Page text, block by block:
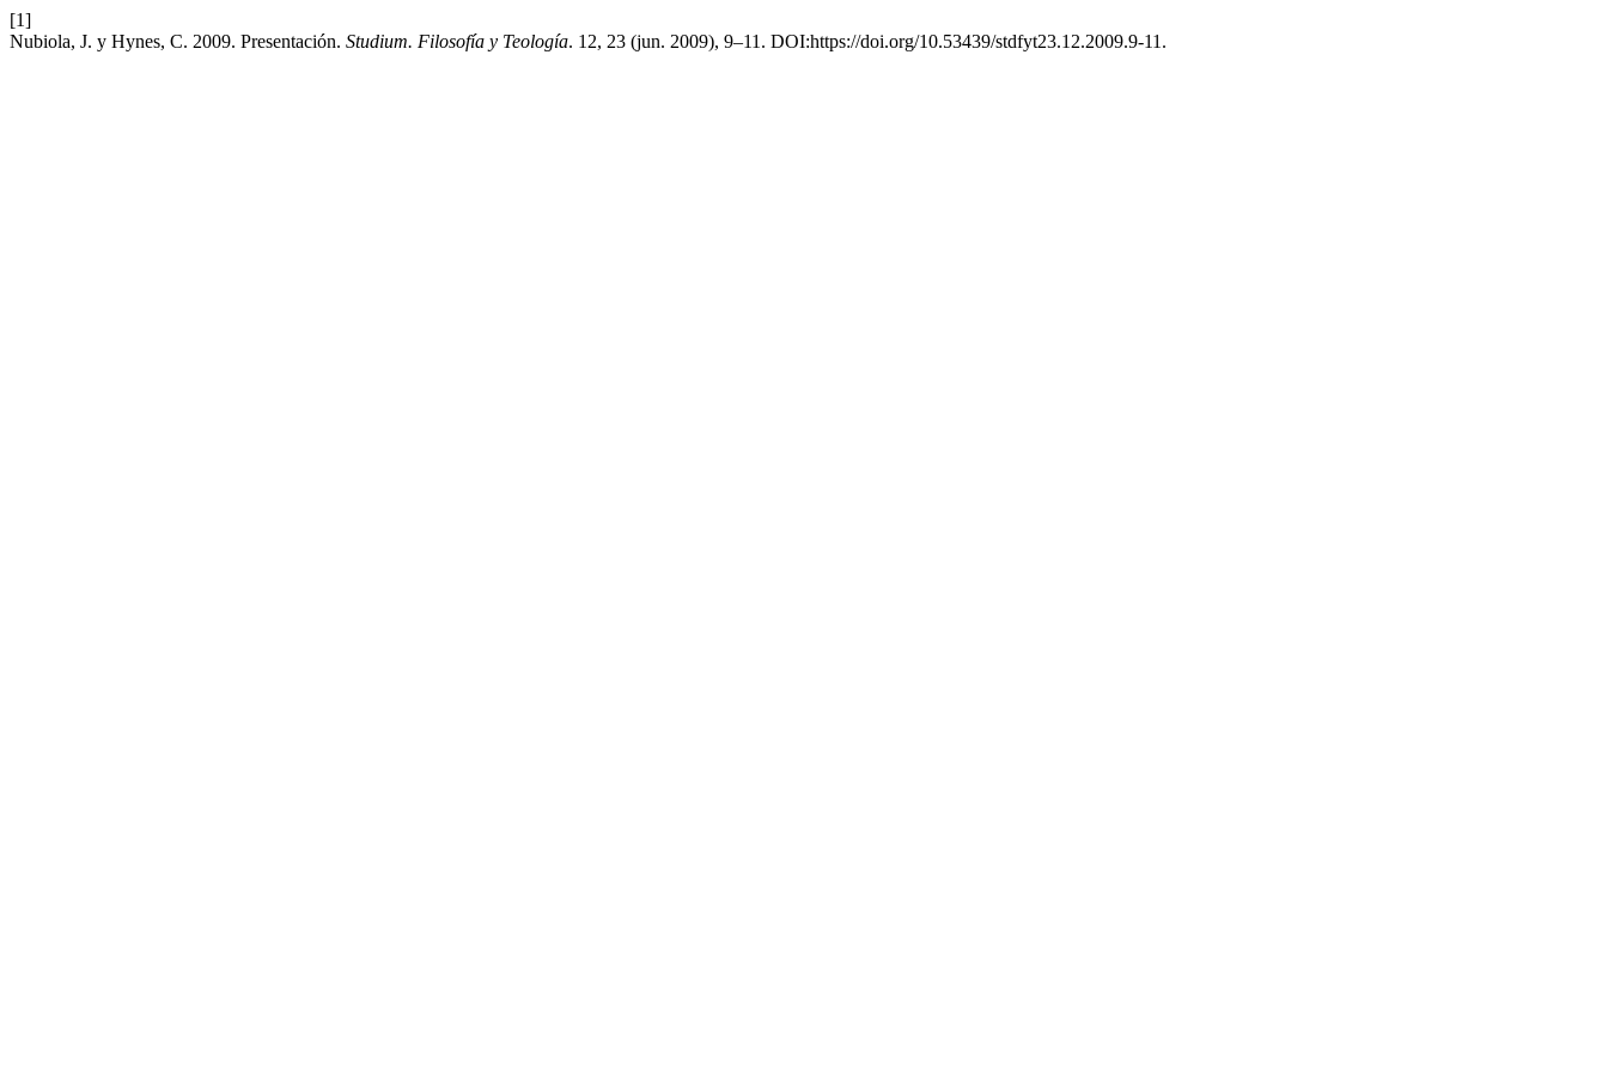
[1]
Nubiola, J. y Hynes, C. 2009. Presentación. Studium. Filosofía y Teología. 12, 23 (jun. 2009), 9–11. DOI:https://doi.org/10.53439/stdfyt23.12.2009.9-11.